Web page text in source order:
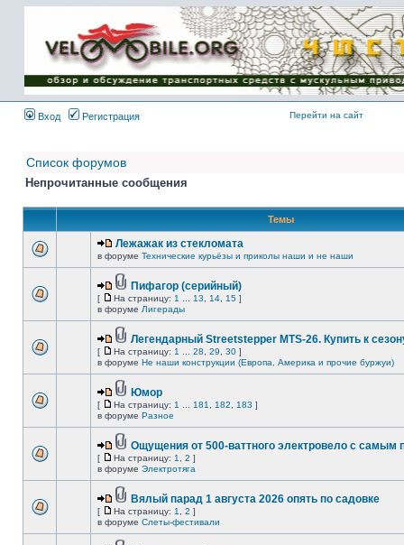
Имя пользователя:
Пароль:
{ LOG_ME_IN_SHORT
}
Вход
Регистрация Перейти на сайт
Список форумов
Непрочитанные сообщения
Темы
Лежажак из стекломата
в форуме Технические курьёзы и приколы наши и не наши
Пифагор (серийный)
[ На страницу: 1 13 14 15 ]
в форуме Лигерады
Легендарный Streetstepper MTS-26. Купить к
[ На страницу: 1 28 29 30 ]
в форуме Не наши конструкции (Европа, Америка и прочие буржуи)
Юмор
[ На страницу: 1 181 182 183 ]
в форуме Разное
Ощущения от 500-ваттного электровело с самым
[ На страницу: 1 2 ]
в форуме Электротяга
Вялый парад 1 августа 2026 опять по садовке
[ На страницу: 1 2 ]
в форуме Слеты-фестивали